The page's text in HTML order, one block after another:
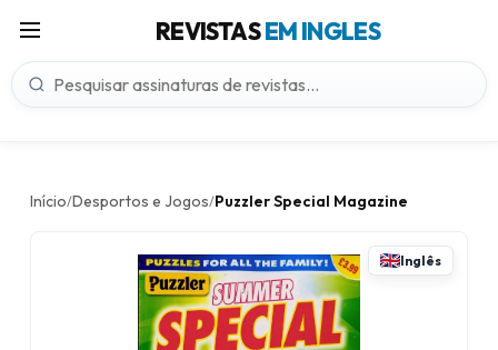
REVISTASEM INGLES
Início/Desportos e Jogos/Puzzler Special Magazine
Inglês